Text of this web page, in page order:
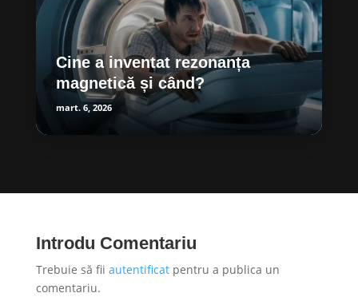
Cine a inventat rezonanța
magnetică și când?
mart. 6, 2026
Introdu Comentariu
Trebuie să fii autentificatpentru a publica un
comentariu.